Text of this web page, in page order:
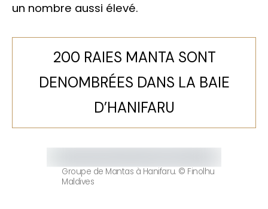
un nombre aussi élevé.
200 RAIES MANTA SONT
DENOMBRÉES DANS LA BAIE
D’HANIFARU
Groupe de Mantas à Hanifaru. © Finolhu
Maldives